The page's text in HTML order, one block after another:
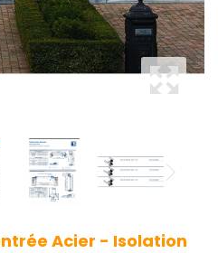
Acier - Isolation